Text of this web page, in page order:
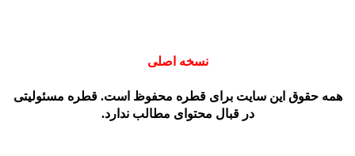
نسخه اصلی
حقوق این سایت برای قطره محفوظ است. قطره مسئولیتی
در قبال محتوای مطالب ندارد.